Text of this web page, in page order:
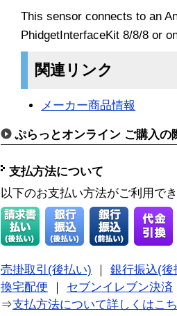
This sensor connects to an
PhidgetInterfaceKit 8/8/8 or
関連リンク
メーカー商品情報
ぷらっとオンライン ご購入の
支払方法について
以下のお支払い方法がご利用で
売掛取引(後払い) ｜ 銀行振込(後
換宅配便 ｜ セブンイレブン決済
⇒支払方法について詳しくはこ